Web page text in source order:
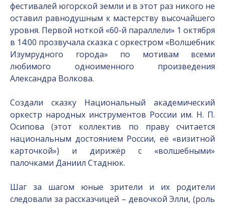
фестивалей югорской земли и в этот раз никого не
оставил равнодушным к мастерству высочайшего
уровня. Первой ноткой «60-й параллели» 1 октября
в 14:00 прозвучала сказка с оркестром «Волшебник
Изумрудного города» по мотивам всеми
любимого одноименного произведения
Александра Волкова.
Создали сказку Национальный академический
оркестр народных инструментов России им. Н. П.
Осипова (этот коллектив по праву считается
национальным достоянием России, её «визитной
карточкой») и дирижёр с «волшебными»
палочками Даниил Стаднюк.
Шаг за шагом юные зрители и их родители
следовали за рассказчицей – девочкой Элли, (роль